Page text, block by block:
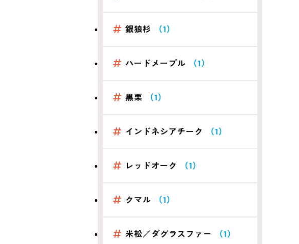
銀狼杉 （1）
ハードメープル （1）
黒栗 （1）
インドネシアチーク （1）
レッドオーク （1）
クマル （1）
米松／ダグラスファー （1）